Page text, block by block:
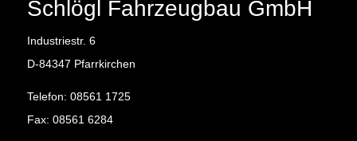
Schlögl Fahrzeugbau GmbH
Industriestr. 6
D-84347 Pfarrkirchen
Telefon: 08561 1725
Fax: 08561 6284